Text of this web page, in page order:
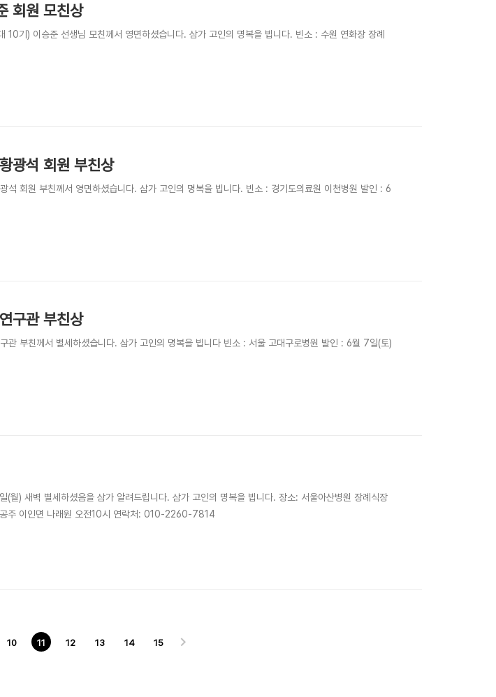
회원 모친상
10기) 이승준 선생님 모친께서 영면하셨습니다. 삼가 고인의 명복을 빕니다. 빈소 : 수원 연화장 장례
광석 회원 부친상
석 회원 부친께서 영면하셨습니다. 삼가 고인의 명복을 빕니다. 빈소 : 경기도의료원 이천병원 발인 : 6
구관 부친상
관 부친께서 별세하셨습니다. 삼가 고인의 명복을 빕니다 빈소 : 서울 고대구로병원 발인 : 6월 7일(토)
(월) 새벽 별세하셨음을 삼가 알려드립니다. 삼가 고인의 명복을 빕니다. 장소: 서울아산병원 장례식장
주 이인면 나래원 오전10시 연락처: 010-2260-7814
10 11 12 13 14 15